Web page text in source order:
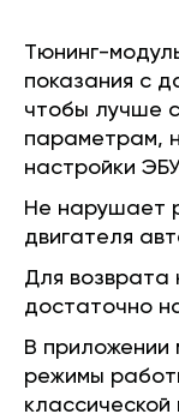
Тюнинг-
показания с
чтобы лучше
параметрам,
настройки
Не нарушает
двигателя
Для возврата
достаточно
В приложении
режимы
классической